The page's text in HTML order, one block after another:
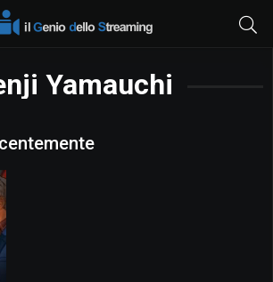
Yamauchi